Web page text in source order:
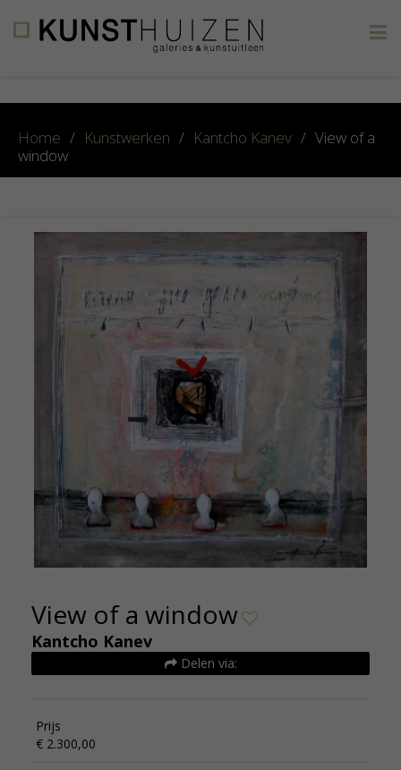
Home / Kunstwerken / Kantcho Kanev / View of a
window
View of a window
Kantcho Kanev
Delen via:
Prijs
€ 2.300,00